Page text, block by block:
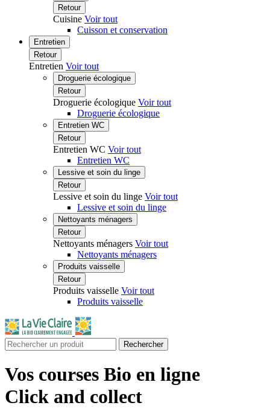
Retour
Cuisine Voir tout
Cuisson et conservation
Entretien
Retour
Entretien Voir tout
Droguerie écologique
Retour
Droguerie écologique Voir tout
Droguerie écologique
Entretien WC
Retour
Entretien WC Voir tout
Entretien WC
Lessive et soin du linge
Retour
Lessive et soin du linge Voir tout
Lessive et soin du linge
Nettoyants ménagers
Retour
Nettoyants ménagers Voir tout
Nettoyants ménagers
Produits vaisselle
Retour
Produits vaisselle Voir tout
Produits vaisselle
Rechercher
Vos courses Bio en ligne
Click and collect